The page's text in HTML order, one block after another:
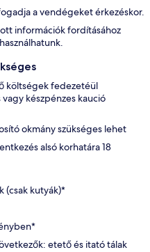
a vendégeket érkezéskor.
információk fordításához
költségek fedezetéül
készpénzes kaució
okmány szükséges lehet
alsó korhatára 18
(csak kutyák)*
etető és itató tálak